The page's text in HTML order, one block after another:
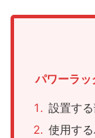
パワーラッ
設置す
使用す